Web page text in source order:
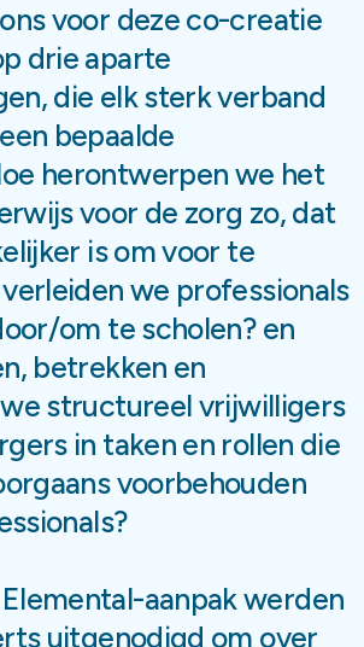
voor deze co-creatie
drie aparte
die elk sterk verband
bepaalde
herontwerpen we het
voor de zorg zo, dat
is om voor te
we professionals
om te scholen? en
betrekken en
structureel vrijwilligers
in taken en rollen die
voorbehouden
aanpak werden
uitgenodigd om over